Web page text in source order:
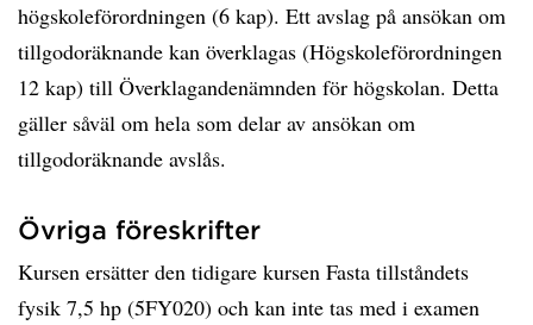
högskoleförordningen (6 kap). Ett avslag på ansökan om
tillgodoräknande kan överklagas (Högskoleförordningen
12 kap) till Överklagandenämnden för högskolan. Detta
gäller såväl om hela som delar av ansökan om
tillgodoräknande avslås.
Övriga föreskrifter
Kursen ersätter den tidigare kursen Fasta tillståndets
fysik 7,5 hp (5FY020) och kan inte tas med i examen